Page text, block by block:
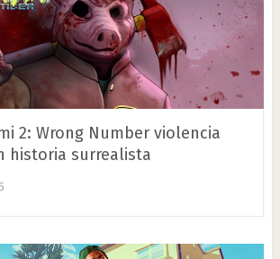
2: Wrong Number violencia
historia surrealista